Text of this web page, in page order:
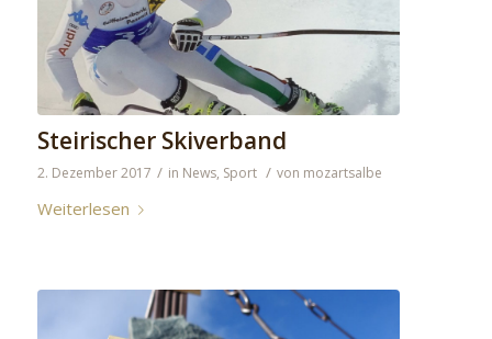
Steirischer Skiverband
2. Dezember 2017 / in News, Sport / von mozartsalbe
Weiterlesen